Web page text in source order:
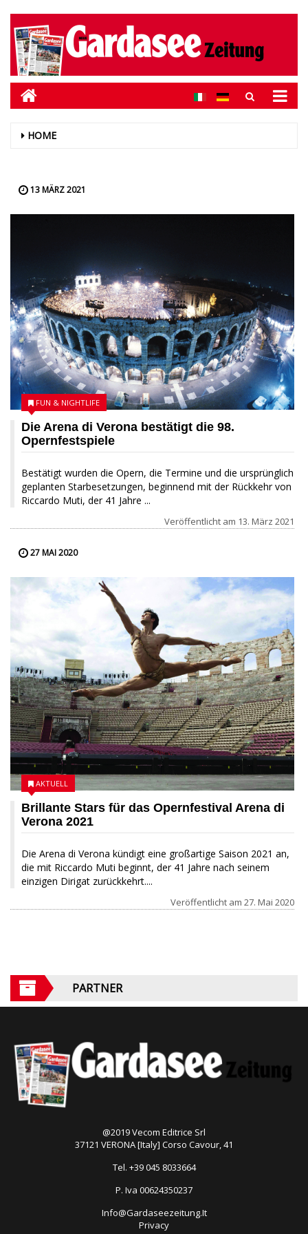
HOME
13 MÄRZ 2021
Die Arena di Verona bestätigt die 98.
Opernfestspiele
Bestätigt wurden die Opern, die Termine und die ursprünglich
geplanten Starbesetzungen, beginnend mit der Rückkehr von
Riccardo Muti, der 41 Jahre ...
FUN & NIGHTLIFE
Veröffentlicht am 13. März 2021
27 MAI 2020
Brillante Stars für das Opernfestival Arena di
Verona 2021
Die Arena di Verona kündigt eine großartige Saison 2021 an,
die mit Riccardo Muti beginnt, der 41 Jahre nach seinem
einzigen Dirigat zurückkehrt....
AKTUELL
Veröffentlicht am 27. Mai 2020
PARTNER
@2019 Vecom Editrice Srl
37121 VERONA [Italy] Corso Cavour, 41
Tel. +39 045 8033664
P. Iva 00624350237
Info@Gardaseezeitung.It
Privacy